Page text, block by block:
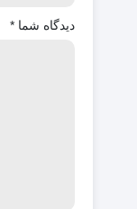
دیدگاه شما *